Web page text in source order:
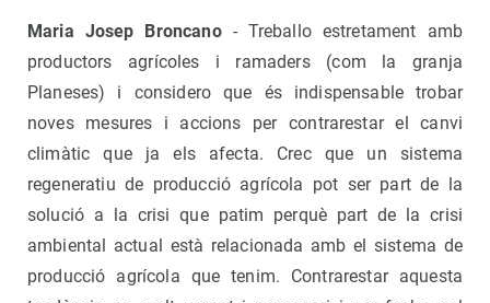
Maria Josep Broncano- Treballo estretament amb
productors agrícoles i ramaders (com la granja
Planeses) i considero que és indispensable trobar
noves mesures i accions per contrarestar el canvi
climàtic que ja els afecta. Crec que un sistema
regeneratiu de producció agrícola pot ser part de la
solució a la crisi que patim perquè part de la crisi
ambiental actual està relacionada amb el sistema de
producció agrícola que tenim. Contrarestar aquesta